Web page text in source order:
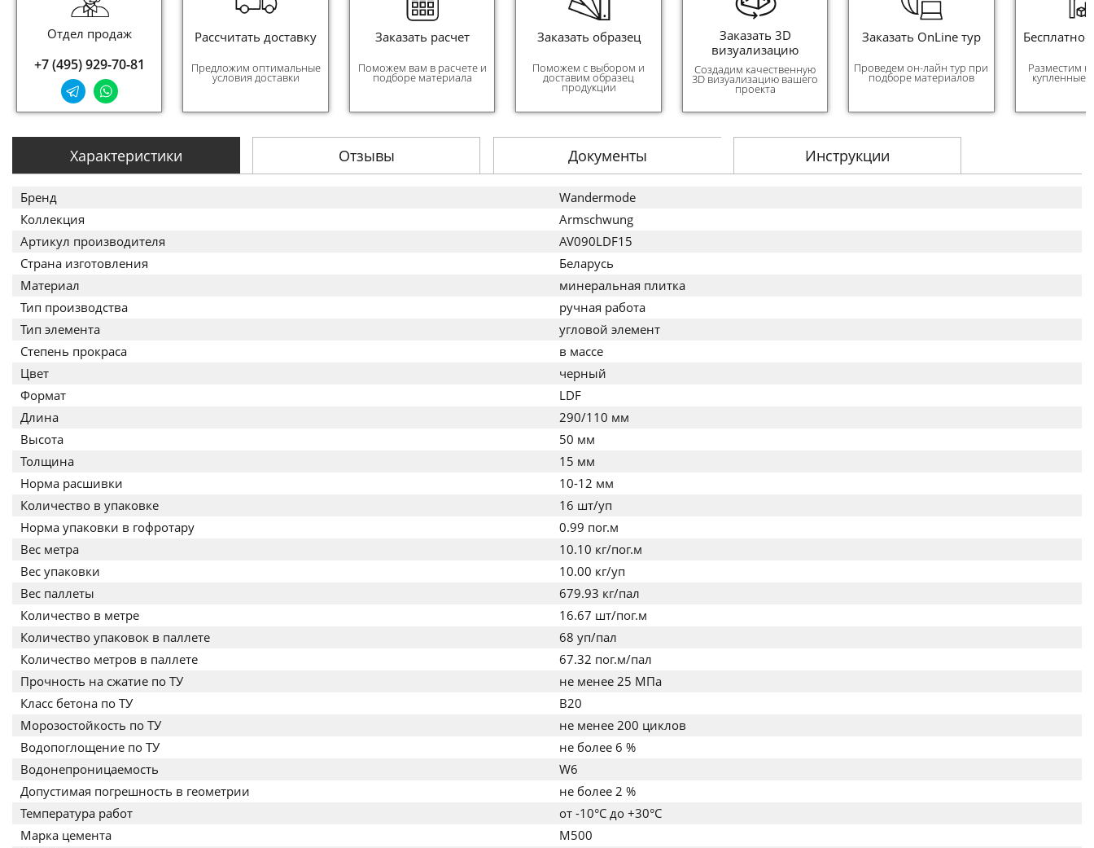
Отдел продаж
+7 (495) 929-70-81
Рассчитать доставку
Предложим оптимальные
условия доставки
Заказать расчет
Поможем вам в расчете и
подборе материала
Заказать образец
Поможем с выбором и
доставим образец
продукции
Заказать 3D
визуализацию
Создадим качественную
3D визуализацию вашего
проекта
Заказать OnLine тур
Проведем он-лайн тур при
подборе материалов
Разместим
купленные
Характеристики Отзывы Документы Инструкции
Бренд
Wandermode
Коллекция
Armschwung
Артикул производителя
AV090LDF15
Страна изготовления
Беларусь
Материал
минеральная плитка
Тип производства
ручная работа
Тип элемента
угловой элемент
Степень прокраса
в массе
Цвет
черный
Формат
LDF
Длина
290/110 мм
Высота
50 мм
Толщина
15 мм
Норма расшивки
10-12 мм
Количество в упаковке
16 шт/уп
Норма упаковки в гофротару
0.99 пог.м
Вес метра
10.10 кг/пог.м
Вес упаковки
10.00 кг/уп
Вес паллеты
679.93 кг/пал
Количество в метре
16.67 шт/пог.м
Количество упаковок в паллете
68 уп/пал
Количество метров в паллете
67.32 пог.м/пал
Прочность на сжатие по ТУ
не менее 25 МПа
Класс бетона по ТУ
B20
Морозостойкость по ТУ
не менее 200 циклов
Водопоглощение по ТУ
не более 6 %
Водонепроницаемость
W6
Допустимая погрешность в геометрии
не более 2 %
Температура работ
от -10°C до +30°C
Марка цемента
M500